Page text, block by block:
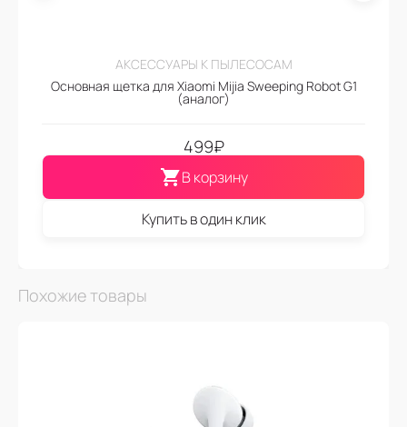
АКСЕССУАРЫ К ПЫЛЕСОСАМ
Основная щетка для Xiaomi Mijia Sweeping Robot G1
(аналог)
499₽
В корзину
Купить в один клик
Похожие товары